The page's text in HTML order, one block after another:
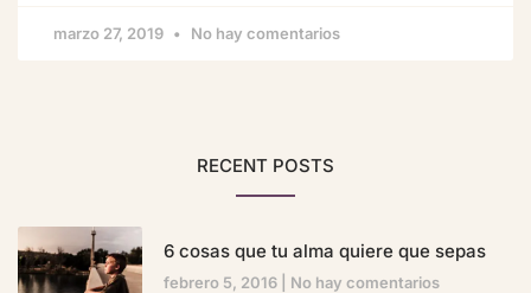
marzo 27, 2019 No hay comentarios
RECENT POSTS
6 cosas que tu alma quiere que sepas
febrero 5, 2016 No hay comentarios